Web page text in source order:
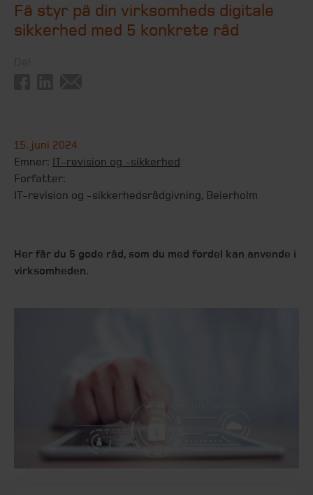
Få styr på din virksomheds digitale
sikkerhed med 5 konkrete råd
15. juni 2024
Emner: IT-revision og -sikkerhed
Forfatter:
IT-revision og -sikkerhedsrådgivning, Beierholm
Her får du 5 gode råd, som du med fordel kan anvende i
virksomheden.